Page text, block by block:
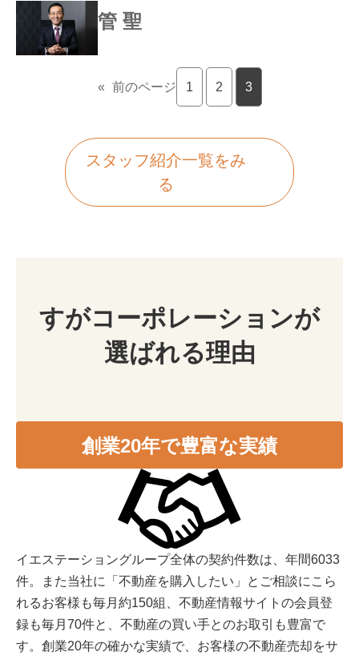
管 聖
« 前のページ 1 2 3
スタッフ紹介一覧をみ
る
すがコーポレーションが
選ばれる理由
創業20年で豊富な実績
イエステーショングループ全体の契約件数は、年間6033
件。また当社に「不動産を購入したい」とご相談にこら
れるお客様も毎月約150組、不動産情報サイトの会員登
録も毎月70件と、不動産の買い手とのお取引も豊富で
す。創業20年の確かな実績で、お客様の不動産売却をサ